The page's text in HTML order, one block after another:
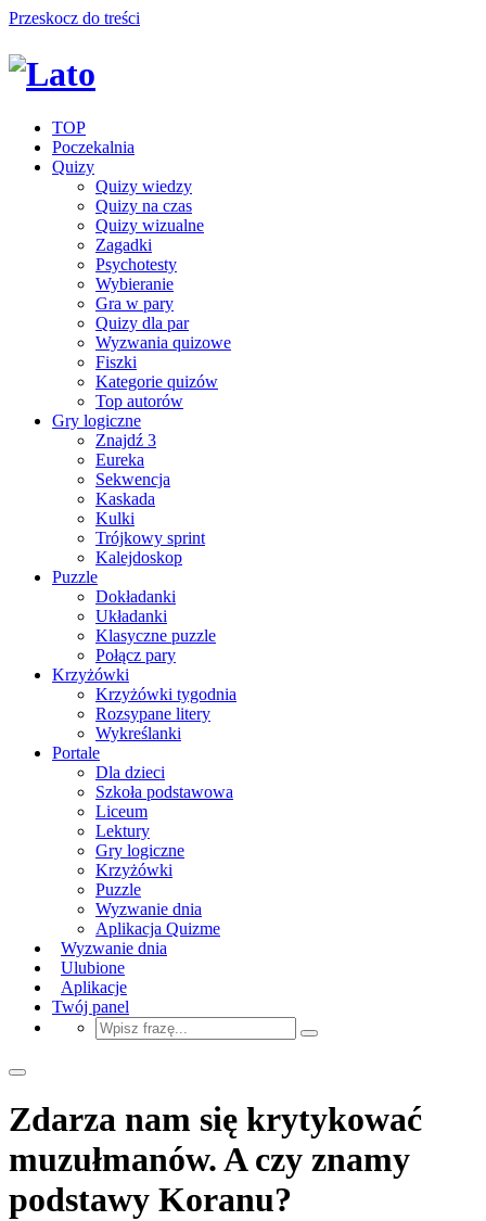
Przeskocz do treści
TOP
Poczekalnia
Quizy
Quizy wiedzy
Quizy na czas
Quizy wizualne
Zagadki
Psychotesty
Wybieranie
Gra w pary
Quizy dla par
Wyzwania quizowe
Fiszki
Kategorie quizów
Top autorów
Gry logiczne
Znajdź 3
Eureka
Sekwencja
Kaskada
Kulki
Trójkowy sprint
Kalejdoskop
Puzzle
Dokładanki
Układanki
Klasyczne puzzle
Połącz pary
Krzyżówki
Krzyżówki tygodnia
Rozsypane litery
Wykreślanki
Portale
Dla dzieci
Szkoła podstawowa
Liceum
Lektury
Gry logiczne
Krzyżówki
Puzzle
Wyzwanie dnia
Aplikacja Quizme
Wyzwanie dnia
Ulubione
Aplikacje
Twój panel
Zdarza nam się krytykować
muzułmanów. A czy znamy
podstawy Koranu?